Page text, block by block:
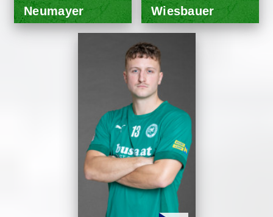
Neumayer
Wiesbauer